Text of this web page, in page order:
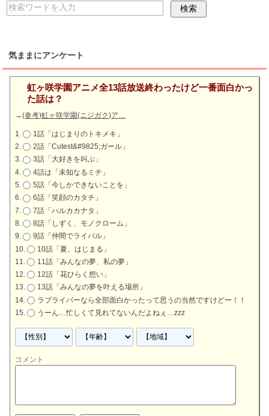
気ままにアンケート
虹ヶ咲学園アニメ全13話放送終わったけど一番面白かっ
た話は？
→(参考)虹ヶ咲学園(ニジガク)ア…
1話「はじまりのトキメキ」
2話「Cutest&#9825;ガール」
3話「大好きを叫ぶ」
4話は「未知なるミチ」
5話「今しかできないことを」
6話「笑顔のカタチ」
7話「ハルカカナタ」
8話「しずく、モノクローム」
9話「仲間でライバル」
10話「夏、はじまる」
11話「みんなの夢、私の夢」
12話「花ひらく想い」
13話「みんなの夢を叶える場所」
ラブライバーなら全部面白かったって思うの当然ですけどー！！
うーん…忙しくて見れてないんだよねぇ…zzz
コメント